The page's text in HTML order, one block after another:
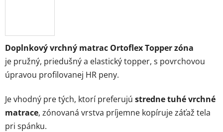
Doplnkový vrchný matrac Ortoflex Topper zóna
je pružný, priedušný a elastický topper, s povrchovou
úpravou profilovanej HR peny.
Je vhodný pre tých, ktorí preferujú stredne tuhé vrchné
matrace, zónovaná vrstva príjemne kopíruje záťaž tela
pri spánku.